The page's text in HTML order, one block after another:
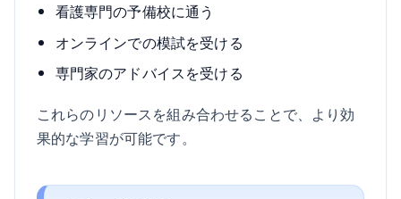
看護専門の予備校に通う
オンラインでの模試を受ける
専門家のアドバイスを受ける
これらのリソースを組み合わせることで、より効
果的な学習が可能です。